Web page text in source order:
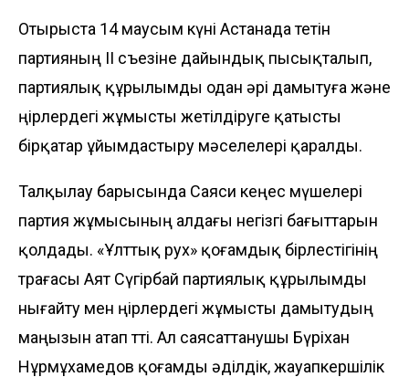
Отырыста 14 маусым күні Астанада өтетін
партияның ІІ съезіне дайындық пысықталып,
партиялық құрылымды одан әрі дамытуға және
өңірлердегі жұмысты жетілдіруге қатысты
бірқатар ұйымдастыру мәселелері қаралды.
Талқылау барысында Саяси кеңес мүшелері
партия жұмысының алдағы негізгі бағыттарын
қолдады. «Ұлттық рух» қоғамдық бірлестігінің
төрағасы Аят Сүгірбай партиялық құрылымды
нығайту мен өңірлердегі жұмысты дамытудың
маңызын атап өтті. Ал саясаттанушы Бүріхан
Нұрмұхамедов қоғамды әділдік, жауапкершілік